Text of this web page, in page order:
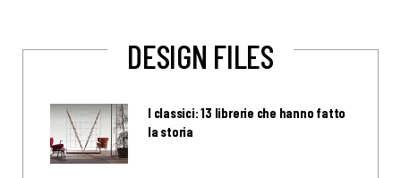
DESIGN FILES
I classici: 13 librerie che hanno fatto
la storia